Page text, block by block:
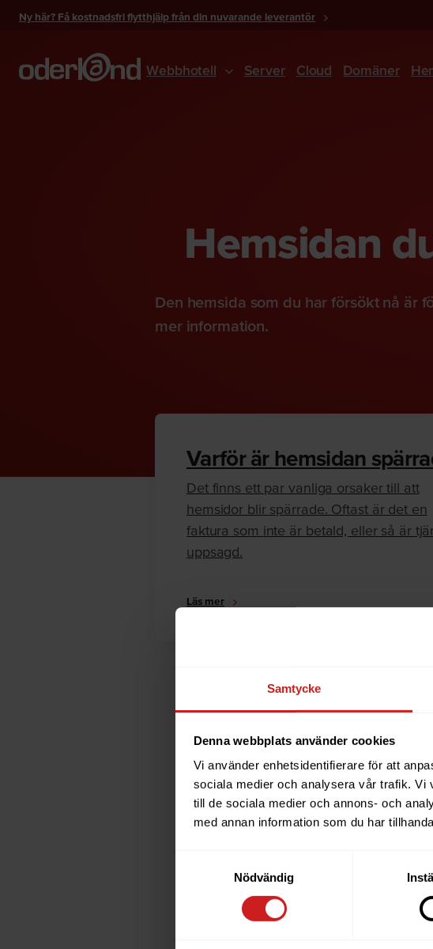
Samtycke
Denna webbplats använder cookies
Vi använder enhetsidentifierare för att
sociala medier och analysera vår trafik. Vi
till de sociala medier och annons- och
med annan information som du har
Nödvändig
Ny här? Få kostnadsfri flytthjälp från din nuvarande leverantör
Webbhotell Server Cloud Domäner
Hemsidan
Den hemsida som du har försökt nå är
mer information.
Varför är hemsidan
Det finns ett par vanliga orsaker till att
hemsidor blir spärrade. Oftast är det en
faktura som inte är betald, eller så är
uppsagd.
Läs mer
The
has been
the website for further
If you are the owner of